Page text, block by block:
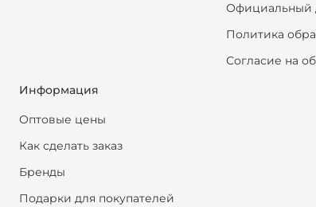
Официальный
Политика
Согласие на
Информация
Оптовые цены
Как сделать заказ
Бренды
Подарки для покупателей